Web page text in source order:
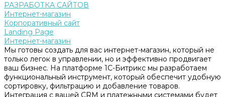
РАЗРАБОТКА САЙТОВ
Интернет-магазин
Корпоративный сайт
Landing Page
Интернет-магазин
Мы готовы создать для вас интернет-магазин, который не
только легок в управлении, но и эффективно продвигает
ваш бизнес. На платформе 1С-Битрикс мы разработаем
функциональный инструмент, который обеспечит удобную
сортировку, фильтрацию и добавление товаров.
Интеграция с вашей CRM и платежными системами будет